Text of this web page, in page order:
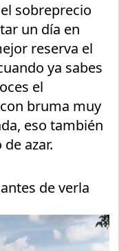
sobreprecio
un día en
reserva el
ya sabes
el
bruma muy
eso también
azar.
de verla